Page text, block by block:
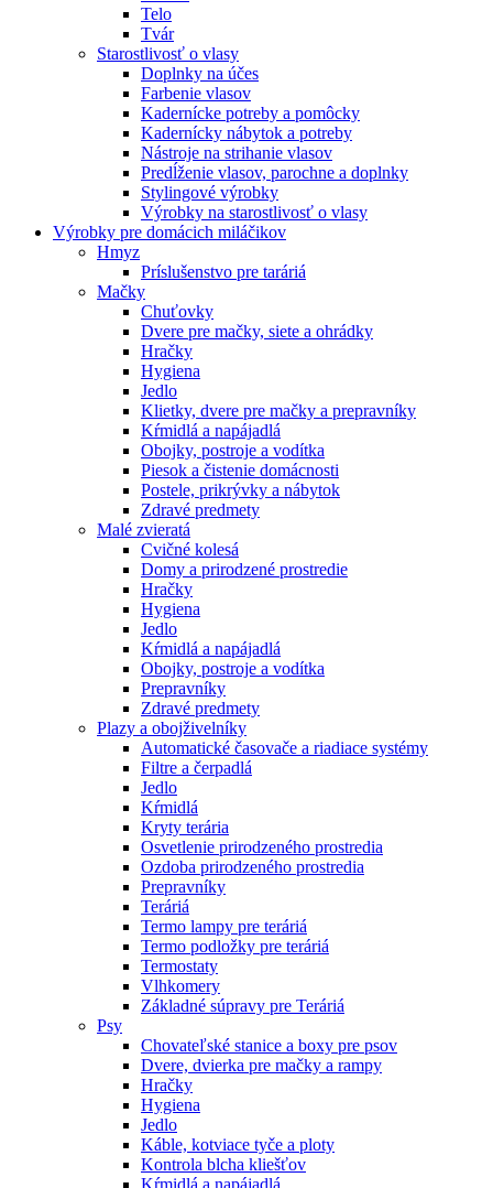
Telo
Tvár
Starostlivosť o vlasy
Doplnky na účes
Farbenie vlasov
Kadernícke potreby a pomôcky
Kadernícky nábytok a potreby
Nástroje na strihanie vlasov
Predĺženie vlasov, parochne a doplnky
Stylingové výrobky
Výrobky na starostlivosť o vlasy
Výrobky pre domácich miláčikov
Hmyz
Príslušenstvo pre taráriá
Mačky
Chuťovky
Dvere pre mačky, siete a ohrádky
Hračky
Hygiena
Jedlo
Klietky, dvere pre mačky a prepravníky
Kŕmidlá a napájadlá
Obojky, postroje a vodítka
Piesok a čistenie domácnosti
Postele, prikrývky a nábytok
Zdravé predmety
Malé zvieratá
Cvičné kolesá
Domy a prirodzené prostredie
Hračky
Hygiena
Jedlo
Kŕmidlá a napájadlá
Obojky, postroje a vodítka
Prepravníky
Zdravé predmety
Plazy a obojživelníky
Automatické časovače a riadiace systémy
Filtre a čerpadlá
Jedlo
Kŕmidlá
Kryty terária
Osvetlenie prirodzeného prostredia
Ozdoba prirodzeného prostredia
Prepravníky
Teráriá
Termo lampy pre teráriá
Termo podložky pre teráriá
Termostaty
Vlhkomery
Základné súpravy pre Teráriá
Psy
Chovateľské stanice a boxy pre psov
Dvere, dvierka pre mačky a rampy
Hračky
Hygiena
Jedlo
Káble, kotviace tyče a ploty
Kontrola blcha kliešťov
Kŕmidlá a napájadlá